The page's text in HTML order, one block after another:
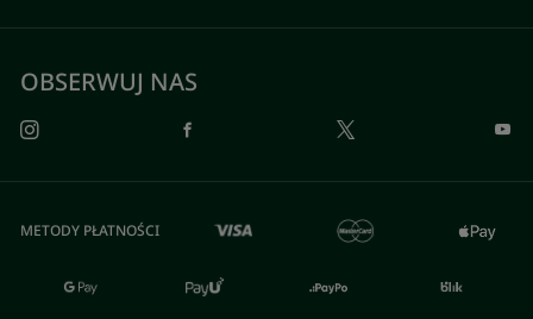
OBSERWUJ NAS
METODY PŁATNOŚCI